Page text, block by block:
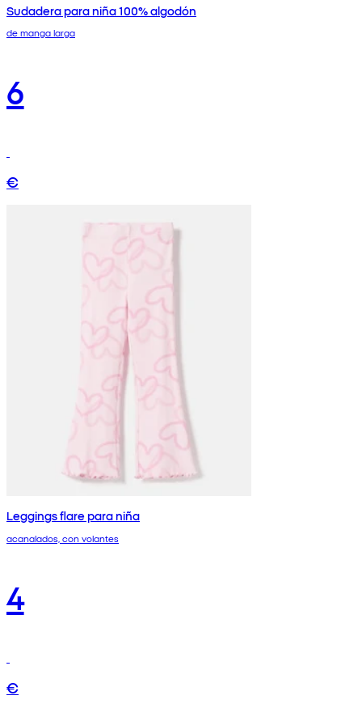
Sudadera para niña 100% algodón
de manga larga
6
€
Leggings flare para niña
acanalados, con volantes
4
€